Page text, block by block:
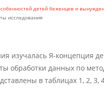
детей беженцев и
исследования
изучалась Я-концепция
обработки данных по
в таблицах 1, 2, 3,